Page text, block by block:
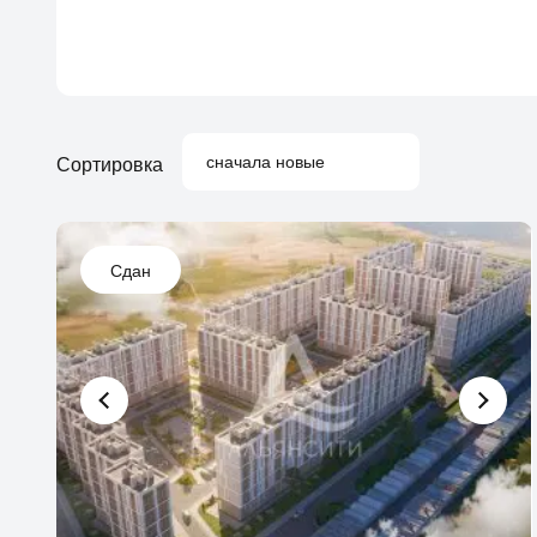
Сортировка сначала новые
Сдан